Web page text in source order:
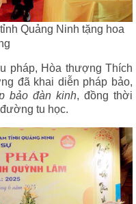
Quảng Ninh tặng hoa
pháp, Hòa thượng Thích
đã khai diễn pháp bảo,
bảo đàn kinh, đồng thời
tu học.